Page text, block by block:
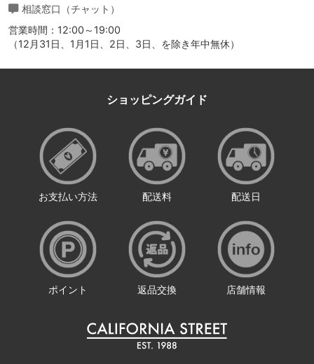
相談窓口（チャット）
営業時間：12:00～19:00
（12月31日、1月1日、2日、3日、を除き年中無休）
ショッピングガイド
お支払い方法 配送料 配送日
ポイント 返品交換 店舗情報